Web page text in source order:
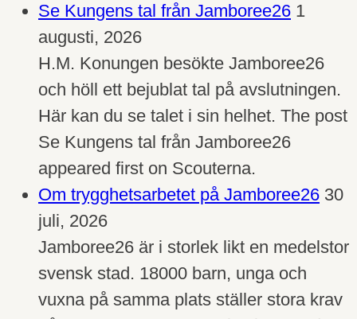
Se Kungens tal från Jamboree26 1
augusti, 2026
H.M. Konungen besökte Jamboree26
och höll ett bejublat tal på avslutningen.
Här kan du se talet i sin helhet. The post
Se Kungens tal från Jamboree26
appeared first on Scouterna.
Om trygghetsarbetet på Jamboree26 30
juli, 2026
Jamboree26 är i storlek likt en medelstor
svensk stad. 18000 barn, unga och
vuxna på samma plats ställer stora krav